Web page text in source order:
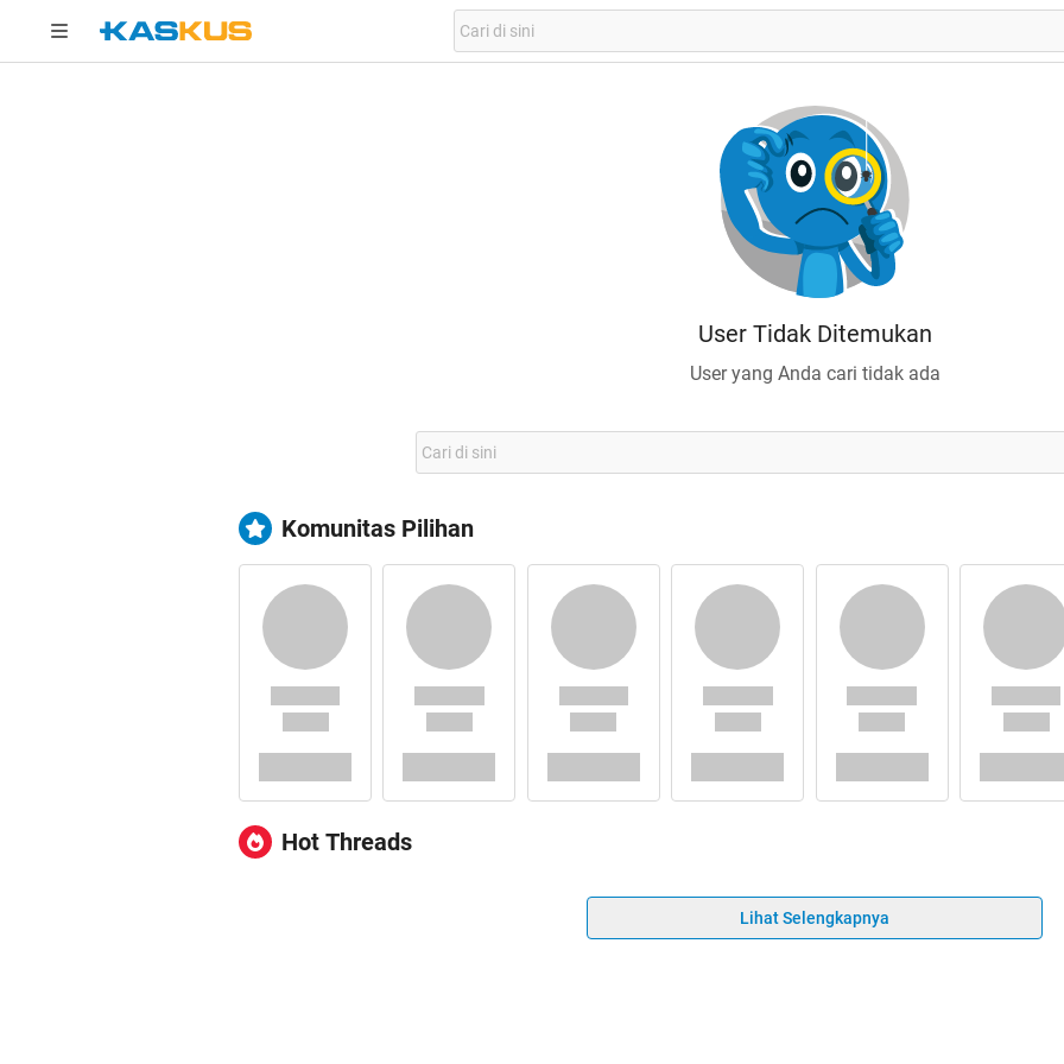
User Tidak Ditemukan
User yang Anda cari tidak ada
Komunitas Pilihan
Hot Threads
Lihat Selengkapnya